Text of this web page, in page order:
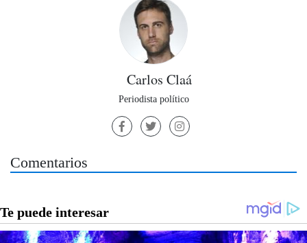
Carlos Claá
Periodista político
Comentarios